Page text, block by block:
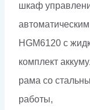
шкаф
HGM6120 с
комплект
рама со
работы,